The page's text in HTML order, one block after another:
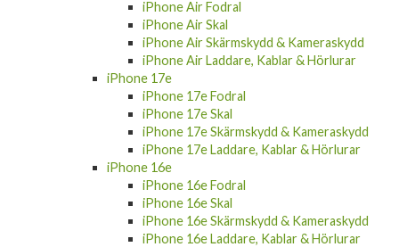
iPhone Air Skal
iPhone Air Skärmskydd & Kameraskydd
iPhone Air Laddare, Kablar & Hörlurar
iPhone 17e
iPhone 17e Fodral
iPhone 17e Skal
iPhone 17e Skärmskydd & Kameraskydd
iPhone 17e Laddare, Kablar & Hörlurar
iPhone 16e
iPhone 16e Fodral
iPhone 16e Skal
iPhone 16e Skärmskydd & Kameraskydd
iPhone 16e Laddare, Kablar & Hörlurar
iPhone 16